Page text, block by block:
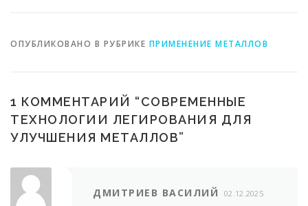
ОПУБЛИКОВАНО В РУБРИКЕ ПРИМЕНЕНИЕ МЕТАЛЛОВ
1 КОММЕНТАРИЙ “СОВРЕМЕННЫЕ
ТЕХНОЛОГИИ ЛЕГИРОВАНИЯ ДЛЯ
УЛУЧШЕНИЯ МЕТАЛЛОВ”
ДМИТРИЕВ ВАСИЛИЙ 02.12.2025